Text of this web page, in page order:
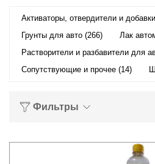
Активаторы, отвердители и
Грунты для авто (266)
Лак
Растворители и разбавители для
Сопутствующие и прочее (14)
Фильтры